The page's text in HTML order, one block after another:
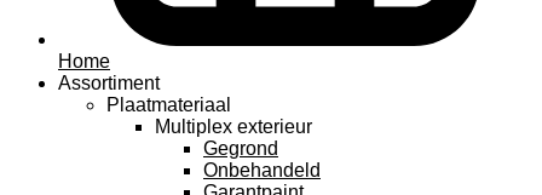
Home
Assortiment
Plaatmateriaal
Multiplex exterieur
Gegrond
Onbehandeld